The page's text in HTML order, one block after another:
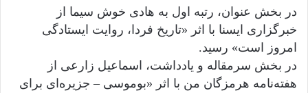
در بخش عنوان، رتبه اول به هادی خوش سیما از
خبرگزاری ایسنا با اثر «تاریخ فردا، روایت ایستادگی
امروز است» رسید.
در بخش سرمقاله و یادداشت، اسماعیل زارعی از
هفته‌نامه هرمزگان من با اثر «بوموسی – جزیره‌ای برای